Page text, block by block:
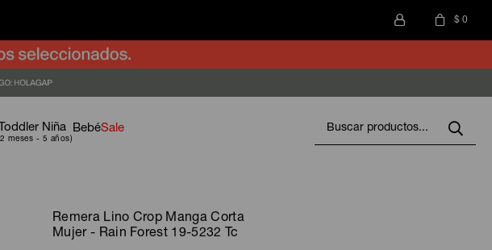
$ 0
Toddler Niña BebéSale
Remera Lino Crop Manga Corta
Mujer - Rain Forest 19-5232 Tc